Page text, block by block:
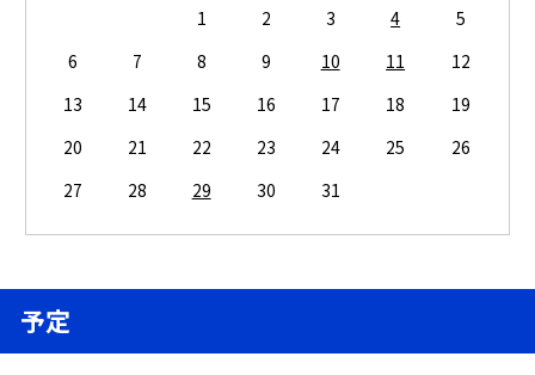
1 2 3 4
5
6
7 8 9 10 11
12
13
14 15 16 17 18
19
20
21 22 23 24 25
26
27
28 29 30 31
予定